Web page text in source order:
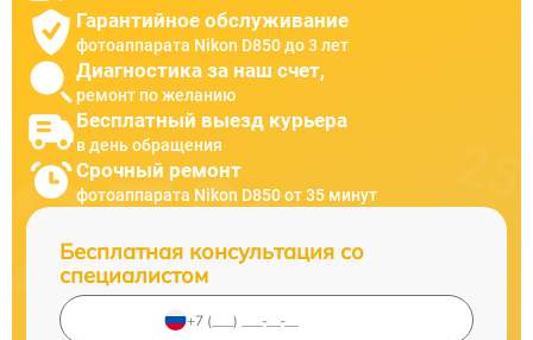
Гарантийное обслуживание
фотоаппарата Nikon D850 до 3 лет
Диагностика за наш счет,
ремонт по желанию
Бесплатный выезд курьера
в день обращения
Срочный ремонт
фотоаппарата Nikon D850 от 35 минут
Бесплатная консультация со
специалистом